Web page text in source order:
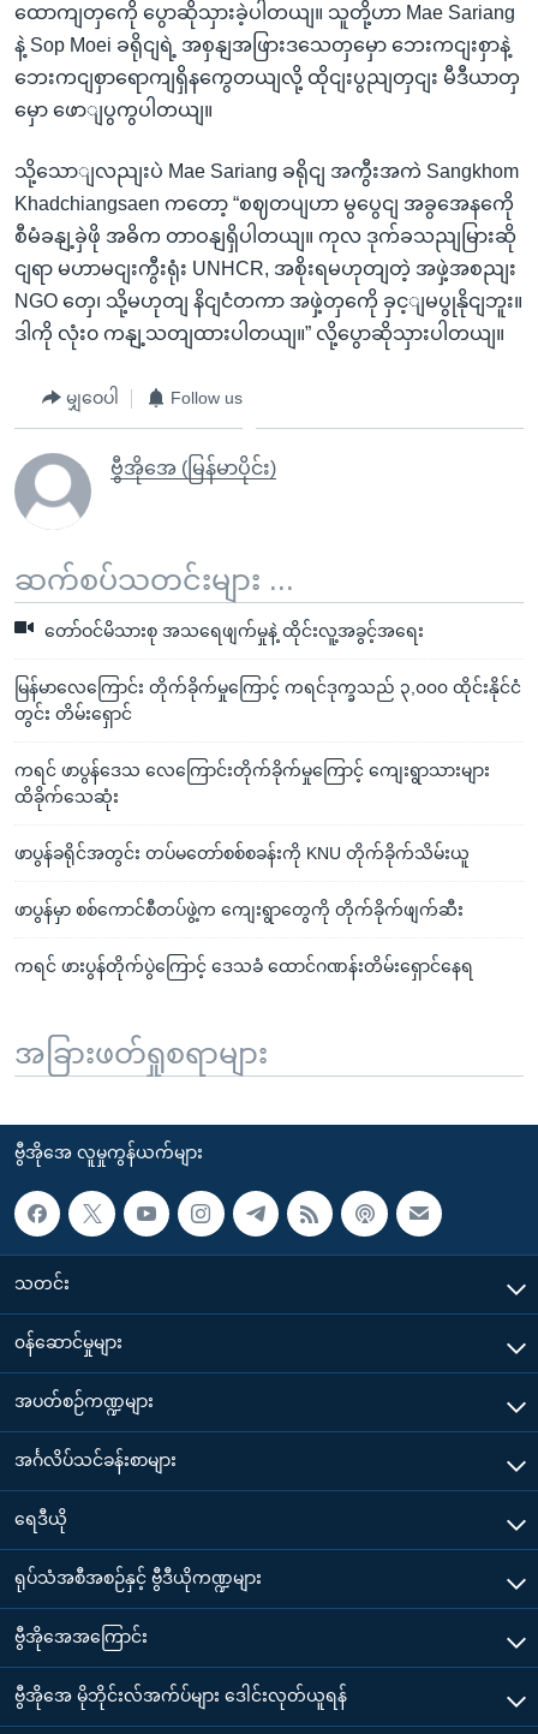
ထောကျတှကေို ပွောဆိုသှားခဲ့ပါတယျ။ သူတို့ဟာ Mae Sariang
နဲ့ Sop Moei ခရိုငျရဲ့ အစှနျအဖြားဒသေတှမှော ဘေးကငျးစှာနဲ့
ဘေးကငျစှာရောကျရှိနကွေတယျလို့ ထိုငျးပွညျတှငျး မီဒီယာတှ
မှော ဖောျပွကွပါတယျ။
သို့သောျလညျးပဲ Mae Sariang ခရိုငျ အကွီးအကဲ Sangkhom
Khadchiangsaen ကတော့ “စဈတပျဟာ မွပွေငျ အခွအေနကေို
စီမံခနျ့ခှဲဖို အဓိက တာဝနျရှိပါတယျ။ ကုလ ဒုက်ခသညျမြားဆို
ငျရာ မဟာမငျးကွီးရုံး UNHCR, အစိုးရမဟုတျတဲ့ အဖှဲ့အစညျး
NGO တှေ၊ သို့မဟုတျ နိငျငံတကာ အဖှဲ့တှကေို ခှင့ျမပွုနိုငျဘူး။
ဒါကို လုံး၀ ကနျ့သတျထားပါတယျ။” လို့ပွောဆိုသှားပါတယျ။
မျှဝေပါ Follow us
ဗွီအိုအေ (မြန်မာပိုင်း)
ဆက်စပ်သတင်းများ ...
တော်ဝင်မိသားစု အသရေဖျက်မှုနဲ့ ထိုင်းလူ့အခွင့်အရေး
မြန်မာလေကြောင်း တိုက်ခိုက်မှုကြောင့် ကရင်ဒုက္ခသည် ၃,၀၀၀ ထိုင်းနိုင်ငံ
တွင်း တိမ်းရှောင်
ကရင် ဖာပွန်ဒေသ လေကြောင်းတိုက်ခိုက်မှုကြောင့် ကျေးရွာသားများ
ထိခိုက်သေဆုံး
ဖာပွန်ခရိုင်အတွင်း တပ်မတော်စစ်စခန်းကို KNU တိုက်ခိုက်သိမ်းယူ
ဖာပွန်မှာ စစ်ကောင်စီတပ်ဖွဲ့က ကျေးရွာတွေကို တိုက်ခိုက်ဖျက်ဆီး
ကရင် ဖားပွန်တိုက်ပွဲကြောင့် ဒေသခံ ထောင်ဂဏန်းတိမ်းရှောင်နေရ
အခြားဖတ်ရှုစရာများ
ဗွီအိုအေ လူမှုကွန်ယက်များ
သတင်း
၀န်ဆောင်မှုများ
အပတ်စဉ်ကဏ္ဍများ
အင်္ဂလိပ်သင်ခန်းစာများ
ရေဒီယို
ရုပ်သံအစီအစဉ်နှင့် ဗွီဒီယိုကဏ္ဍများ
ဗွီအိုအေအကြောင်း
ဗွီအိုအေ မိုဘိုင်းလ်အက်ပ်များ ဒေါင်းလုတ်ယူရန်